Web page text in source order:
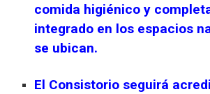
comida higiénico y
integrado en los espacios
se ubican.
El Consistorio seguirá